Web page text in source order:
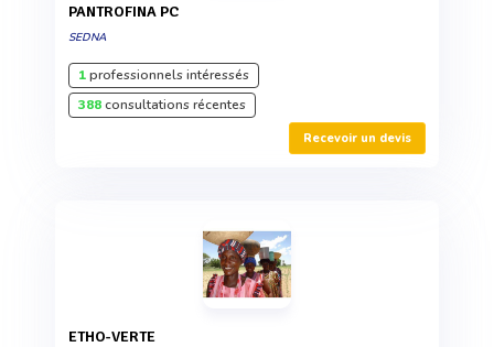
PANTROFINA PC
SEDNA
1professionnels intéressés
388consultations récentes
Recevoir un devis
ETHO-VERTE